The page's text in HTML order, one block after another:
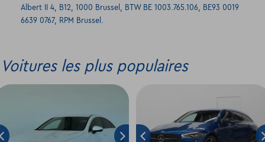
Albert II 4, B12, 1000 Brussel, BTW BE 1003.765.106, BE93 0019
6639 0767, RPM Brussel.
Voitures les plus populaires